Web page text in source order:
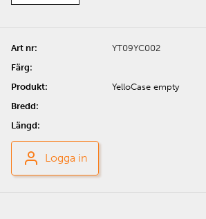
YT09YC002
YelloCase empty
Logga in